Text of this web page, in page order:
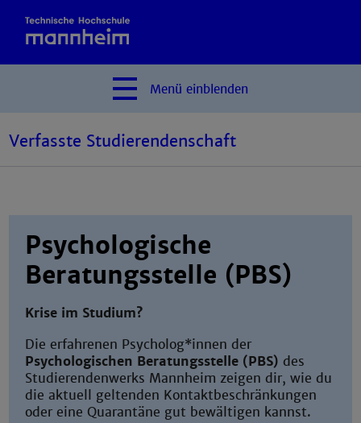
Menü einblenden
Verfasste Studierendenschaft
Psychologische
Beratungsstelle (PBS)
Krise im Studium?
Die erfahrenen Psycholog*innen der
Psychologischen Beratungsstelle (PBS) des
Studierendenwerks Mannheim zeigen dir, wie du
die aktuell geltenden Kontaktbeschränkungen
oder eine Quarantäne gut bewältigen kannst.